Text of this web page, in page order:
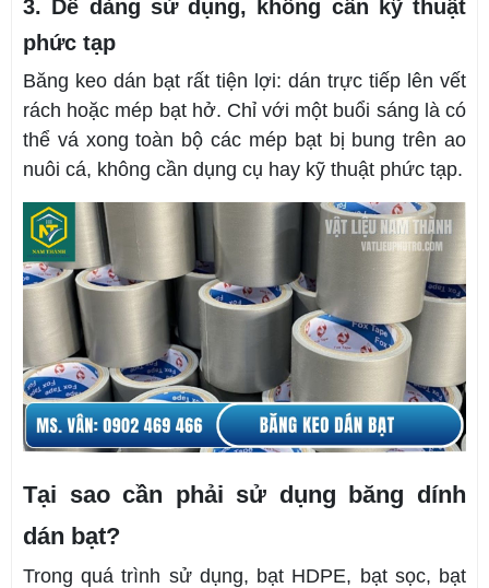
3. Dễ dàng sử dụng, không cần kỹ thuật
phức tạp
Băng keo dán bạt rất tiện lợi: dán trực tiếp lên vết
rách hoặc mép bạt hở. Chỉ với một buổi sáng là có
thể vá xong toàn bộ các mép bạt bị bung trên ao
nuôi cá, không cần dụng cụ hay kỹ thuật phức tạp.
Tại sao cần phải sử dụng băng dính
dán bạt?
Trong quá trình sử dụng, bạt HDPE, bạt sọc, bạt